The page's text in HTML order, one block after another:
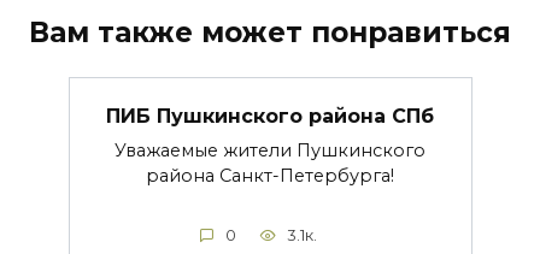
Вам также может понравиться
ПИБ Пушкинского района СПб
Уважаемые жители Пушкинского
района Санкт-Петербурга!
0 3.1к.